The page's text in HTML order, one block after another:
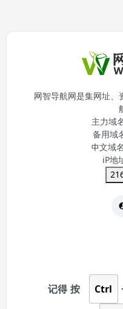
网智导航网是集网址、
主力域
备用域
中文域
iP地
记得 按 Ctrl